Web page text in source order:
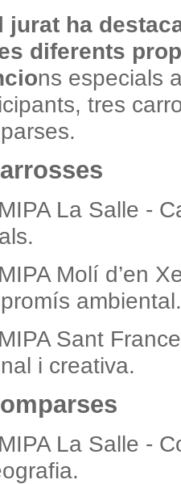
jurat ha
diferents
ns especials
tres
La Salle -
Molí d’en
ambiental.
Sant
i creativa.
La Salle -